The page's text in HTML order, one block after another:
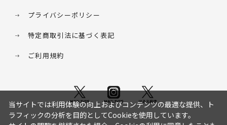
プライバシーポリシー
特定商取引法に基づく表記
ご利用規約
当サイトでは利用体験の向上およびコンテンツの最適な提供、ト
ラフィックの分析を目的としてCookieを使用しています。